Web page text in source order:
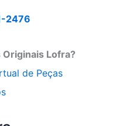
2476
Originais Lofra?
de Peças